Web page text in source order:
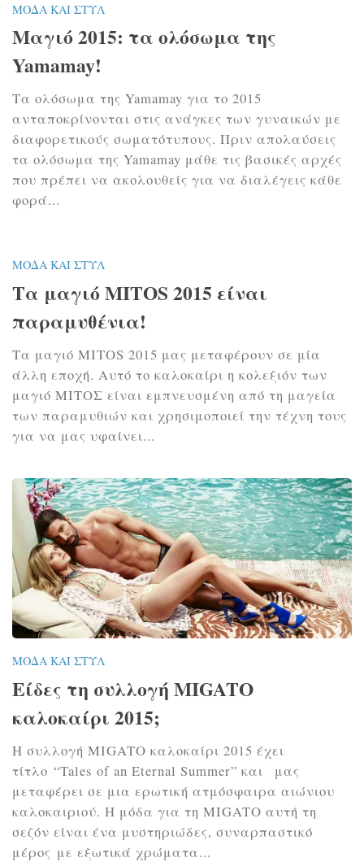
ΜΌΔΑ ΚΑΙ ΣΤΥΛ
Μαγιό 2015: τα ολόσωμα της
Yamamay!
Τα ολόσωμα της Yamamay για το 2015
ανταποκρίνονται στις ανάγκες των γυναικών με
διαφορετικούς σωματότυπους. Πριν απολαύσεις
τα ολόσωμα της Yamamay μάθε τις βασικές αρχές
που πρέπει να ακολουθείς για να διαλέγεις κάθε
φορά...
ΜΌΔΑ ΚΑΙ ΣΤΥΛ
Τα μαγιό MITOS 2015 είναι
παραμυθένια!
Τα μαγιό MITOS 2015 μας μεταφέρουν σε μία
άλλη εποχή. Αυτό το καλοκαίρι η κολεξιόν των
μαγιό ΜΙΤΟΣ είναι εμπνευσμένη από τη μαγεία
των παραμυθιών και χρησιμοποιεί την τέχνη τους
για να μας υφαίνει...
ΜΌΔΑ ΚΑΙ ΣΤΥΛ
Είδες τη συλλογή MIGATO
καλοκαίρι 2015;
Η συλλογή MIGATO καλοκαίρι 2015 έχει
τίτλο “Tales of an Eternal Summer” και μας
μεταφέρει σε μια ερωτική ατμόσφαιρα αιώνιου
καλοκαιριού. Η μόδα για τη MIGATO αυτή τη
σεζόν είναι ένα μυστηριώδες, συναρπαστικό
μέρος με εξωτικά χρώματα...